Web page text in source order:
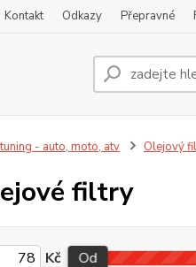
Kontakt Odkazy Přepravné
- auto, moto, atv Olejový
filtry
Kč Od